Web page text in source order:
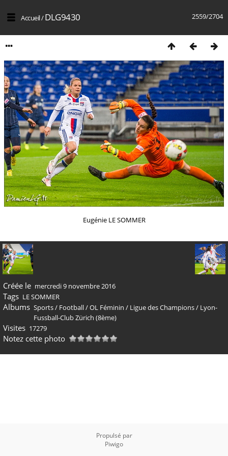
2559/2704
Accueil/DLG9430
Eugénie LE SOMMER
Créée le mercredi 9 novembre 2016
Tags LE SOMMER
Albums Sports/ Football/OL Féminin / Ligue des Champions/ Lyon-
Fussball-Club Zürich (8ème)
Visites 17279
Notez cette photo
Propulsé par
Piwigo